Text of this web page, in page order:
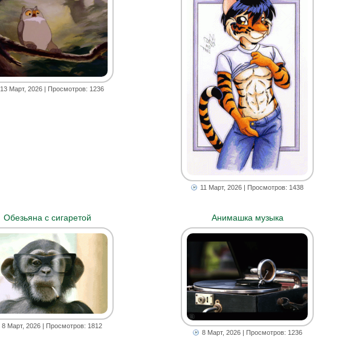
13 Март, 2026| Просмотров: 1236
11 Март, 2026 | Просмотров: 1438
Обезьяна с сигаретой
8 Март, 2026| Просмотров: 1812
Анимашка музыка
8 Март, 2026| Просмотров: 1236